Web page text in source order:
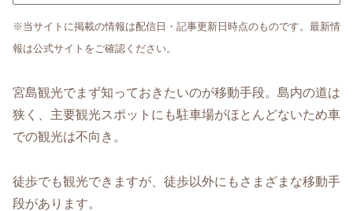
※当サイトに掲載の情報は配信日・記事更新日時点のものです。最新情
報は公式サイトをご確認ください。
宮島観光でまず知っておきたいのが移動手段。島内の道は
狭く、主要観光スポットにも駐車場がほとんどないため車
での観光は不向き。
徒歩でも観光できますが、徒歩以外にもさまざまな移動手
段があります。